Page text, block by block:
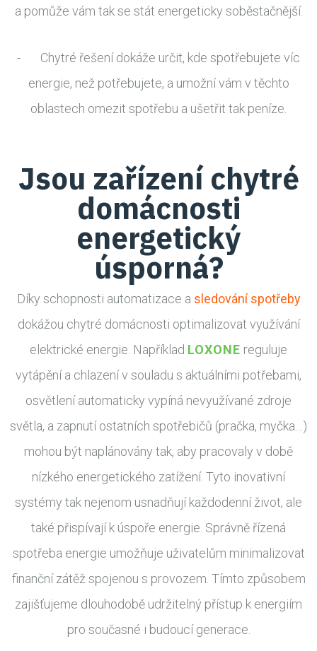
a pomůže vám tak se stát energeticky soběstačnější.
- Chytré řešení dokáže určit, kde spotřebujete víc
energie, než potřebujete, a umožní vám v těchto
oblastech omezit spotřebu a ušetřit tak peníze.
Jsou zařízení chytré
domácnosti
energetický
úsporná?
Díky schopnosti automatizace a sledování spotřeby
dokážou chytré domácnosti optimalizovat využívání
elektrické energie. Například LOXONE reguluje
vytápění a chlazení v souladu s aktuálními potřebami,
osvětlení automaticky vypíná nevyužívané zdroje
světla, a zapnutí ostatních spotřebičů (pračka, myčka…)
mohou být naplánovány tak, aby pracovaly v době
nízkého energetického zatížení. Tyto inovativní
systémy tak nejenom usnadňují každodenní život, ale
také přispívají k úspoře energie. Správně řízená
spotřeba energie umožňuje uživatelům minimalizovat
finanční zátěž spojenou s provozem. Tímto způsobem
zajišťujeme dlouhodobě udržitelný přístup k energiím
pro současné i budoucí generace.